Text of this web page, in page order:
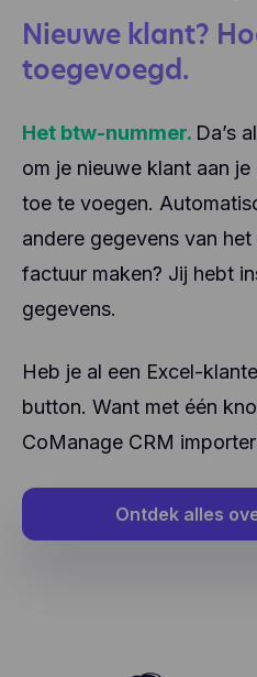
Nieuwe klant?
toegevoegd.
Het btw-nummer. Da’s
om je nieuwe klant aan
toe te voegen.
andere gegevens van
factuur maken? Jij hebt
gegevens.
Heb je al een Excel-
button. Want met één
CoManage CRM
Ontdek alles